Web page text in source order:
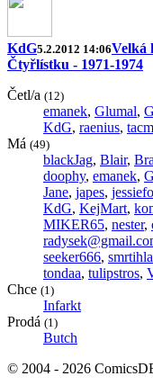
KdG5.2.2012 14:06Velká
Čtyřlístku - 1971-1974
Četl/a (12)
emanek, Glumal,
KdG, raenius,
Má (49)
blackJag, Blair,
doophy, emanek,
Jane, japes,
KdG, KejMart,
MIKER65, nester,
seeker666,
tondaa, tulipstros,
Chce (1)
Infarkt
Prodá (1)
Butch
© 2004 - 2026